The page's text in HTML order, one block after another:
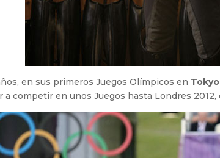
en sus primeros Juegos Olímpicos en
a competir en unos Juegos hasta Londres